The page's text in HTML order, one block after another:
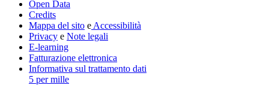
Open Data
Credits
Mappa del sito e Accessibilità
Privacy e Note legali
E-learning
Fatturazione elettronica
Informativa sul trattamento dati
5 per mille